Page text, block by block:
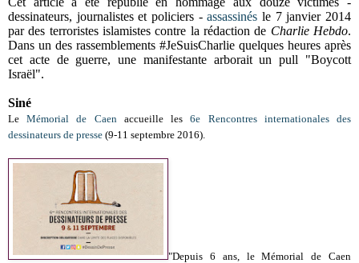
dessinateurs, journalistes et policiers -assassinés le 7 janvier 2014
par des terroristes islamistes contre la rédaction de Charlie Hebdo.
Dans un des rassemblements #JeSuisCharlie quelques heures après
cet acte de guerre, une manifestante arborait un pull "Boycott
Israël".
Siné
LeMémorial de Caen accueille les6e Rencontres internationales des
dessinateurs de presse (9-11 septembre 2016).
"Depuis 6 ans, le Mémorial de Caen